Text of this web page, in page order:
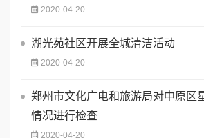
2020-04-20
湖光苑社区开展全城清洁活动
2020-04-20
郑州市文化广电和旅游局对中原区
情况进行检查
2020-04-20